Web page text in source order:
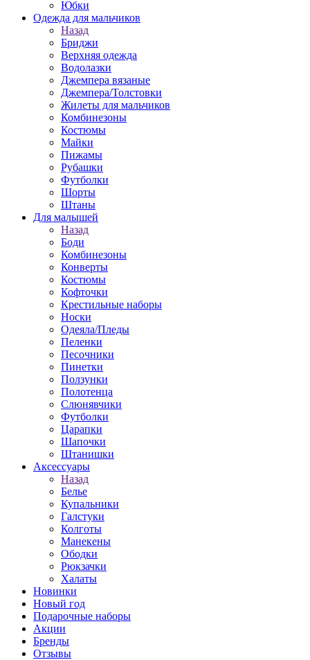
Юбки
Одежда для мальчиков
Назад
Бриджи
Верхняя одежда
Водолазки
Джемпера вязаные
Джемпера/Толстовки
Жилеты для мальчиков
Комбинезоны
Костюмы
Майки
Пижамы
Рубашки
Футболки
Шорты
Штаны
Для малышей
Назад
Боди
Комбинезоны
Конверты
Костюмы
Кофточки
Крестильные наборы
Носки
Одеяла/Пледы
Пеленки
Песочники
Пинетки
Ползунки
Полотенца
Слюнявчики
Футболки
Царапки
Шапочки
Штанишки
Аксессуары
Назад
Белье
Купальники
Галстуки
Колготы
Манекены
Ободки
Рюкзачки
Халаты
Новинки
Новый год
Подарочные наборы
Акции
Бренды
Отзывы